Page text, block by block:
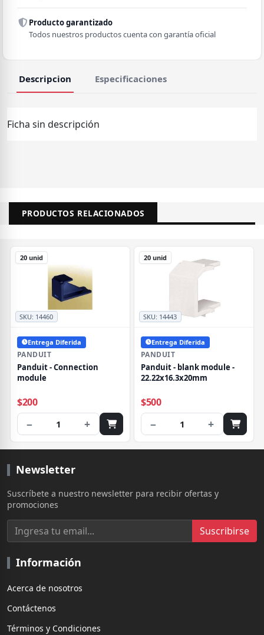
Producto garantizado
Todos nuestros productos cuenta con garantía oficial
Descripcion Especificaciones
Ficha sin descripción
PRODUCTOS RELACIONADOS
SKU: 14460
20 unid
Entrega Diferida
PANDUIT
Panduit - Connection
module
$200
− 1 +
SKU: 14443
20 unid
Entrega Diferida
PANDUIT
Panduit - blank module -
22.22x16.3x20mm
$500
− 1 +
Newsletter
Suscríbete a nuestro newsletter para recibir ofertas y
promociones
Suscribirse
Información
Acerca de nosotros
Contáctenos
Términos y Condiciones